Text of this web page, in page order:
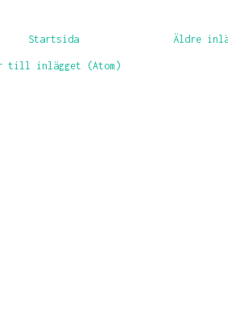
Äldre
Startsida
till inlägget (Atom)